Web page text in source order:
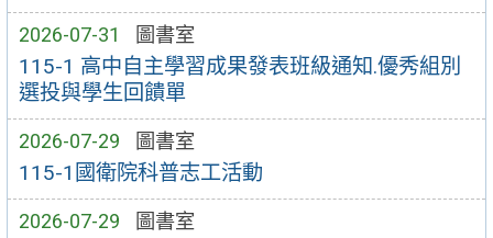
2026-07-31 圖書室
115-1 高中自主學習成果發表班級通知.優秀組別
選投與學生回饋單
2026-07-29 圖書室
115-1國衛院科普志工活動
2026-07-29 圖書室